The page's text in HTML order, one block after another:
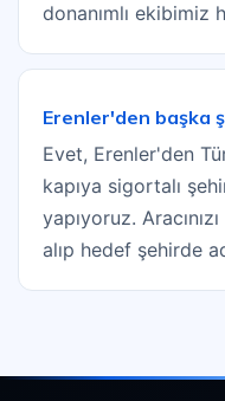
donanımlı ekibimiz
Erenler'den başka
Evet, Erenler'den
kapıya sigortalı
yapıyoruz.
alıp hedef şehirde